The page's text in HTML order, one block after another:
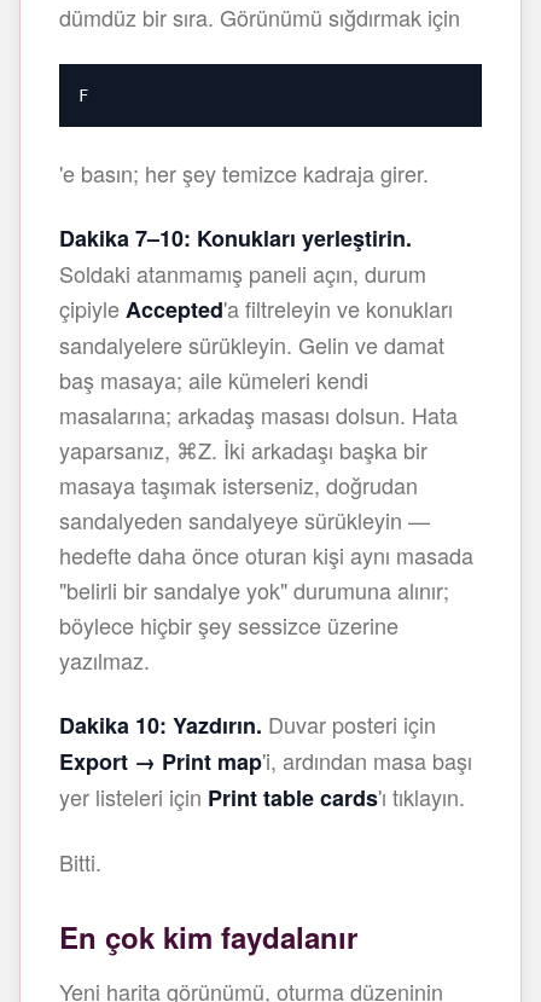
dümdüz bir sıra. Görünümü sığdırmak için
F
'e basın; her şey temizce kadraja girer.
Dakika 7–10: Konukları yerleştirin.
Soldaki atanmamış paneli açın, durum
çipiyleAccepted'a filtreleyin ve konukları
sandalyelere sürükleyin. Gelin ve damat
baş masaya; aile kümeleri kendi
masalarına; arkadaş masası dolsun. Hata
yaparsanız, ⌘Z. İki arkadaşı başka bir
masaya taşımak isterseniz, doğrudan
sandalyeden sandalyeye sürükleyin —
hedefte daha önce oturan kişi aynı masada
"belirli bir sandalye yok" durumuna alınır;
böylece hiçbir şey sessizce üzerine
yazılmaz.
Dakika 10: Yazdırın. Duvar posteri için
Export → Print map'i, ardından masa başı
yer listeleri için Print table cards'ı tıklayın.
Bitti.
En çok kim faydalanır
Yeni harita görünümü, oturma düzeninin